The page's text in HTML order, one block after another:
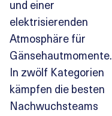
und einer
elektrisierenden
Atmosphäre für
Gänsehautmomente.
In zwölf Kategorien
kämpfen die besten
Nachwuchsteams